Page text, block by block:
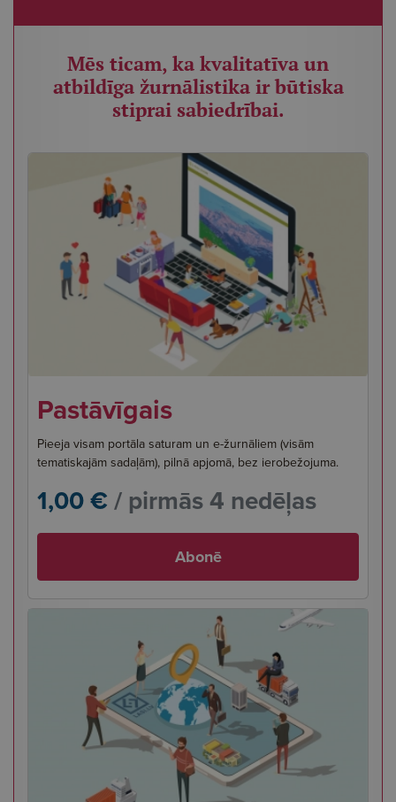
Mēs ticam, ka kvalitatīva un
atbildīga žurnālistika ir būtiska
stiprai sabiedrībai.
Pastāvīgais
Pieeja visam portāla saturam un e-žurnāliem (visām
tematiskajām sadaļām), pilnā apjomā, bez ierobežojuma.
1,00 €/ pirmās 4 nedēļas
Abonē